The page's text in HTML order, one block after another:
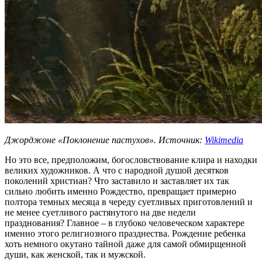
Джорджоне «Поклонение пастухов». Источник: Wikimedia
Но это все, предположим, богословствование клира и находки
великих художников. А что с народной душой десятков
поколений христиан? Что заставило и заставляет их так
сильно любить именно Рождество, превращает примерно
полтора темных месяца в череду суетливых приготовлений и
не менее суетливого растянутого на две недели
празднования? Главное – в глубоко человеческом характере
именно этого религиозного празднества. Рождение ребенка
хоть немного окутано тайной даже для самой обмирщенной
души, как женской, так и мужской.